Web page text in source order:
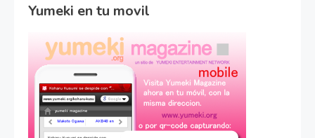
Yumeki en tu movil